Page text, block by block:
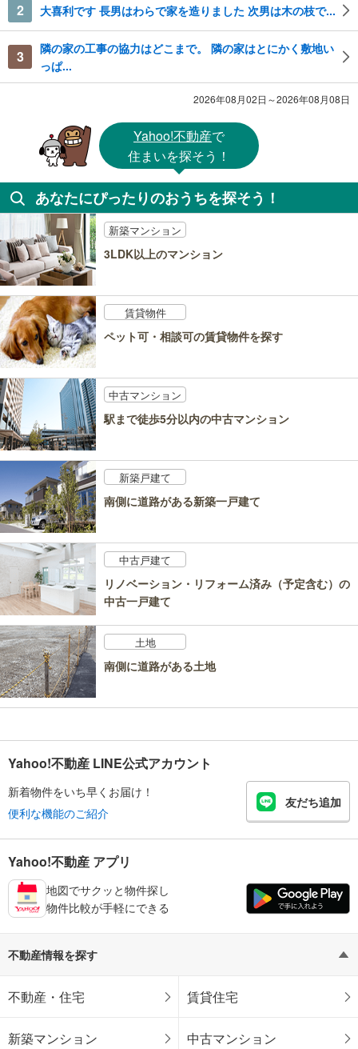
2 大喜利です 長男はわらで家を造りました 次男は木の枝で...
3
隣の家の工事の協力はどこまで。 隣の家はとにかく敷地い
っぱ...
2026年08月02日～2026年08月08日
Yahoo!不動産で
住まいを探そう！
あなたにぴったりのおうちを探そう！
新築マンション
3LDK以上のマンション
賃貸物件
ペット可・相談可の賃貸物件を探す
中古マンション
駅まで徒歩5分以内の中古マンション
新築戸建て
南側に道路がある新築一戸建て
中古戸建て
リノベーション・リフォーム済み（予定含む）の
中古一戸建て
土地
南側に道路がある土地
Yahoo!不動産 LINE公式アカウント
新着物件をいち早くお届け！
便利な機能のご紹介
友だち追加
Yahoo!不動産 アプリ
地図でサクッと物件探し
物件比較が手軽にできる
不動産情報を探す
不動産・住宅 賃貸住宅
新築マンション 中古マンション